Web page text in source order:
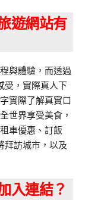
遊網站有
與體驗，而透過
受，實際真人下
實際了解真實口
世界享受美食，
車優惠、訂飯
拜訪城市，以及
入連結？